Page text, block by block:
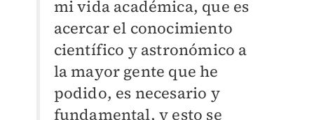
mi vida académica, que es
acercar el conocimiento
científico y astronómico a
la mayor gente que he
podido, es necesario y
fundamental, y esto se